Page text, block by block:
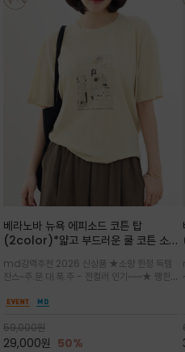
베라노바 뉴욕 에피소드 코튼 탑
(2color)*얇고 부드러운 쿨 코튼 소재
고 자연스러운 멋이 있는 핏으로 여름내
내 편하고 감각적으로 입으세요
md강력추천 2026 신상품 ★소량 한정 득템
찬스~주.문.대.폭.주 - 전컬러 인기~~~★ 쨍한듯
내추럴한 컬러감이 매력적인 티셔츠/여유로운
59,000원
29,000원 50%